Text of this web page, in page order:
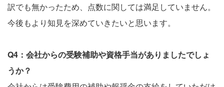
訳でも無かったため、点数に関しては満足していません。
今後もより知見を深めていきたいと思います。
Q4：会社からの受験補助や資格手当がありましたでしょ
うか？